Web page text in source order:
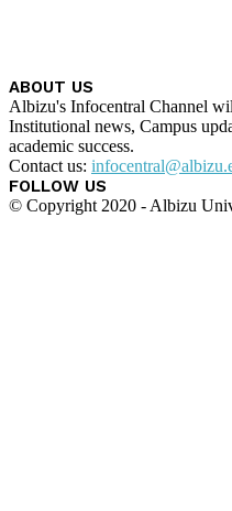
ABOUT US
Albizu's Infocentral Channel
Institutional news, Campus
academic success.
Contact us:
FOLLOW US
© Copyright 2020 - Albizu